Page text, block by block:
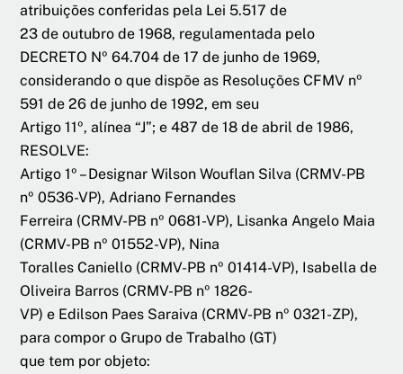
atribuições conferidas pela Lei 5.517 de
23 de outubro de 1968, regulamentada pelo
DECRETO Nº 64.704 de 17 de junho de 1969,
considerando o que dispõe as Resoluções CFMV nº
591 de 26 de junho de 1992, em seu
Artigo 11º, alínea “J”; e 487 de 18 de abril de 1986,
RESOLVE:
Artigo 1º – Designar Wilson Wouflan Silva (CRMV-PB
nº 0536-VP), Adriano Fernandes
Ferreira (CRMV-PB nº 0681-VP), Lisanka Angelo Maia
(CRMV-PB nº 01552-VP), Nina
Toralles Caniello (CRMV-PB nº 01414-VP), Isabella de
Oliveira Barros (CRMV-PB nº 1826-
VP) e Edilson Paes Saraiva (CRMV-PB nº 0321-ZP),
para compor o Grupo de Trabalho (GT)
que tem por objeto: